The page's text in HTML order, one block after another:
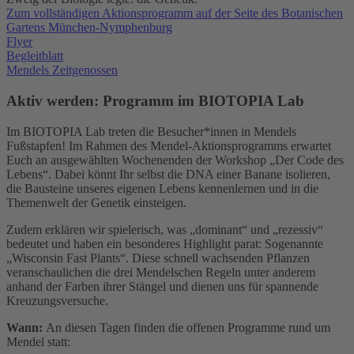
Zum vollständigen Aktionsprogramm auf der Seite des Botanischen
Gartens München-Nymphenburg
Flyer
Begleitblatt
Mendels Zeitgenossen
Aktiv werden: Programm im BIOTOPIA Lab
Im BIOTOPIA Lab treten die Besucher*innen in Mendels
Fußstapfen! Im Rahmen des Mendel-Aktionsprogramms erwartet
Euch an ausgewählten Wochenenden der Workshop „Der Code des
Lebens“. Dabei könnt Ihr selbst die DNA einer Banane isolieren,
die Bausteine unseres eigenen Lebens kennenlernen und in die
Themenwelt der Genetik einsteigen.
Zudem erklären wir spielerisch, was „dominant“ und „rezessiv“
bedeutet und haben ein besonderes Highlight parat: Sogenannte
„Wisconsin Fast Plants“. Diese schnell wachsenden Pflanzen
veranschaulichen die drei Mendelschen Regeln unter anderem
anhand der Farben ihrer Stängel und dienen uns für spannende
Kreuzungsversuche.
Wann: An diesen Tagen finden die offenen Programme rund um
Mendel statt: